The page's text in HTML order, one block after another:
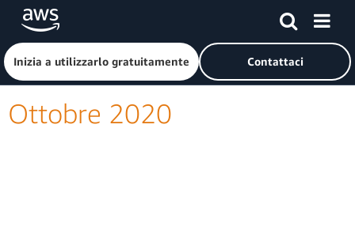
Passa al contenuto principale
Fai clic qui per tornare alla home page di Amazon Web
Inizia a utilizzarlo gratuitamente Contattaci
Ottobre 2020